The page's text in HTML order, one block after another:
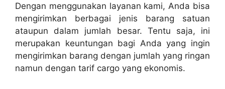
Dengan menggunakan layanan kami, Anda bisa
mengirimkan berbagai jenis barang satuan
ataupun dalam jumlah besar. Tentu saja, ini
merupakan keuntungan bagi Anda yang ingin
mengirimkan barang dengan jumlah yang ringan
namun dengan tarif cargo yang ekonomis.